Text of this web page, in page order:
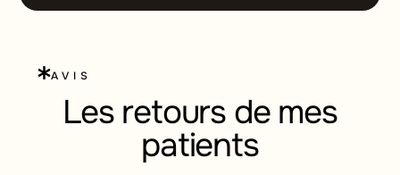
AVIS
Les retours de mes
patients